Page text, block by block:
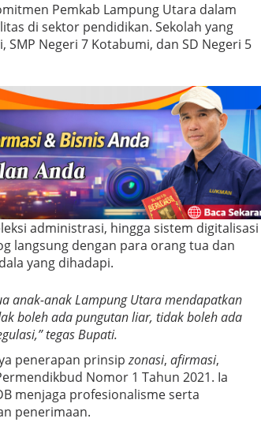
Pemkab Lampung Utara dalam
di sektor pendidikan. Sekolah yang
Negeri 7 Kotabumi, dan SD Negeri 5
administrasi, hingga sistem digitalisasi
langsung dengan para orang tua dan
yang dihadapi.
anak-anak Lampung Utara mendapatkan
boleh ada pungutan liar, tidak boleh ada
tegas Bupati.
penerapan prinsipzonasi, afirmasi,
Nomor 1 Tahun 2021. Ia
menjaga profesionalisme serta
penerimaan.